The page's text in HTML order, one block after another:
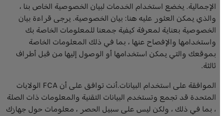
الإجمالية. يخضع استخدام الخدمات لبيان الخصوصية الخاص بنا ،
والذي يمكن العثور عليه هنا: بيان الخصوصية. يرجى قراءة بيان
الخصوصية بعناية لمعرفة كيفية جمعنا للمعلومات الخاصة بك
واستخدامها والإفصاح عنها ، بما في ذلك المعلومات الخاصة
بموقعك والتي يمكن استخدامها أو الوصول إليها من قبل أطراف
ثالثة.
الموافقة على استخدام البيانات.أنت توافق على أن FCA الولايات
المتحدة قد تجمع وتستخدم البيانات التقنية والمعلومات ذات الصلة
، بما في ذلك ، ولكن ليس على سبيل الحصر ، معلومات حول جهازك